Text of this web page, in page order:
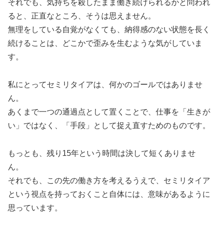
それでも、気持ちを殺したまま働き続けられるかと問われ
ると、正直なところ、そうは思えません。
無理をしている自覚がなくても、納得感のない状態を長く
続けることは、どこかで歪みを生むような気がしていま
す。
私にとってセミリタイアは、何かのゴールではありませ
ん。
あくまで一つの通過点として置くことで、仕事を「生きが
い」ではなく、「手段」として捉え直すためのものです。
もっとも、残り15年という時間は決して短くありませ
ん。
それでも、この先の働き方を考えるうえで、セミリタイア
という視点を持っておくこと自体には、意味があるように
思っています。